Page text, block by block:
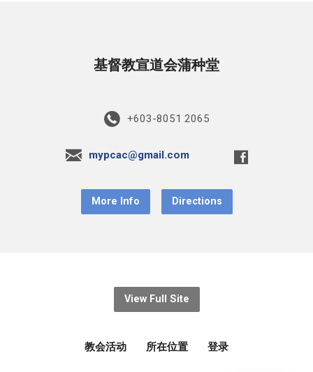
基督教宣道会蒲种堂
+603-8051 2065
mypcac@gmail.com
More Info Directions
View Full Site
教会活动 所在位置 登录